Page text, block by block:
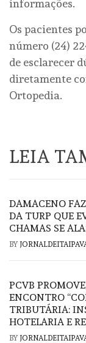
informações.
Os pacientes
número (24)
de esclarecer
diretamente
Ortopedia.
LEIA
DAMACENO
DA TURP QUE
CHAMAS SE
BY
PCVB
ENCONTRO
TRIBUTÁRIA:
HOTELARIA E
BY